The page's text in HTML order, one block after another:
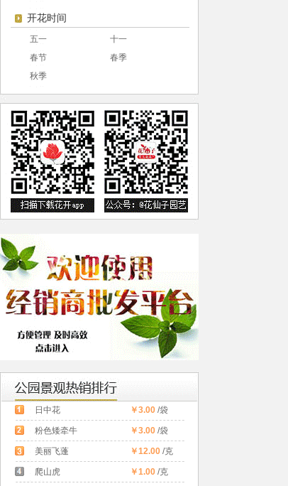
开花时间
五一
十一
春节
春季
秋季
日中花 ￥3.00/袋
粉色矮牵牛 ￥3.00/袋
美丽飞蓬 ￥12.00/克
爬山虎 ￥1.00/克